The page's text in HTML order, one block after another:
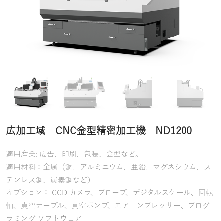
広加工域 CNC金型精密加工機 ND1200
適用産業: 広告、印刷、包装、金型など。
適用材料：金属（銅、アルミニウム、亜鉛、マグネシウム、ス
テンレス鋼、炭素鋼など）
オプション： CCD カメラ、プローブ、デジタルスケール、回転
軸、真空テーブル、真空ポンプ、エアコンプレッサー、プログ
ラミング ソフトウェア